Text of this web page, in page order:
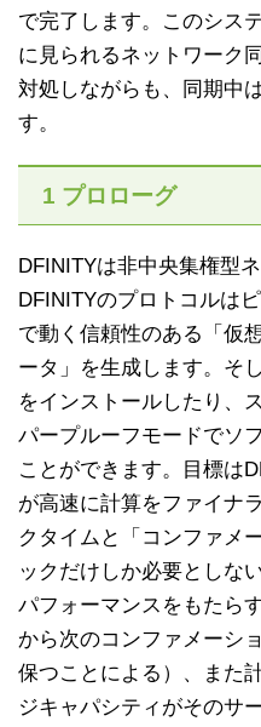
で完了します。このシス
に見られるネットワーク
対処しながらも、同期中
す。
1 プロローグ
DFINITYは非中央集権型
DFINITYのプロトコルは
で動く信頼性のある「仮
ータ」を生成します。そ
をインストールしたり、
パープルーフモードでソ
ことができます。目標は
が高速に計算をファイナ
クタイムと「コンファメ
ックだけしか必要としな
パフォーマンスをもたら
から次のコンファメーシ
保つことによる）、また
ジキャパシティがそのサ